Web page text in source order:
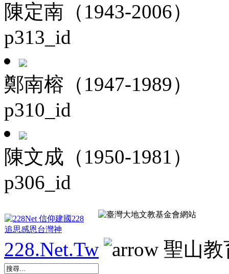
陳定南（1943-2006）
p313_id
鄭南榕（1947-1989）
p310_id
陳文成（1950-1981）
p306_id
228.Net.Tw 聖山教